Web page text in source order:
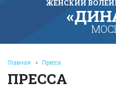
ЖЕНСКИЙ
Главная » Пресса
ПРЕССА